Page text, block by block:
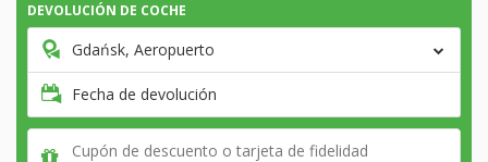
DEVOLUCIÓN DE COCHE
Gdańsk, Aeropuerto
Fecha de devolución